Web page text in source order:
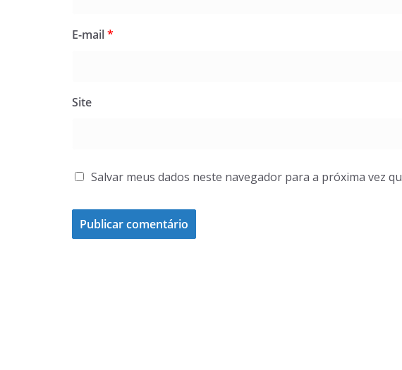
E-mail*
Site
Salvar meus dados neste navegador para a próxima vez